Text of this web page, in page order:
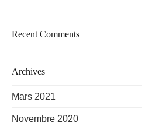
Recent Comments
Archives
Mars 2021
Novembre 2020